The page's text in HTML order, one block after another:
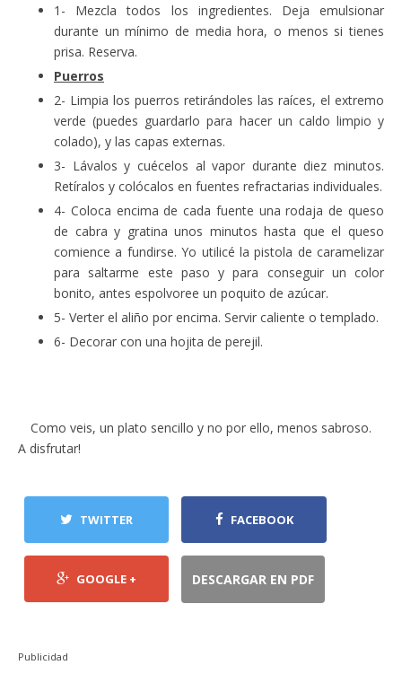
1- Mezcla todos los ingredientes. Deja emulsionar
durante un mínimo de media hora, o menos si tienes
prisa. Reserva.
Puerros
2- Limpia los puerros retirándoles las raíces, el extremo
verde (puedes guardarlo para hacer un caldo limpio y
colado), y las capas externas.
3- Lávalos y cuécelos al vapor durante diez minutos.
Retíralos y colócalos en fuentes refractarias individuales.
4- Coloca encima de cada fuente una rodaja de queso
de cabra y gratina unos minutos hasta que el queso
comience a fundirse. Yo utilicé la pistola de caramelizar
para saltarme este paso y para conseguir un color
bonito, antes espolvoree un poquito de azúcar.
5- Verter el aliño por encima. Servir caliente o templado.
6- Decorar con una hojita de perejil.
Como veis, un plato sencillo y no por ello, menos sabroso.
A disfrutar!
TWITTER FACEBOOK
GOOGLE + DESCARGAR EN PDF
Publicidad